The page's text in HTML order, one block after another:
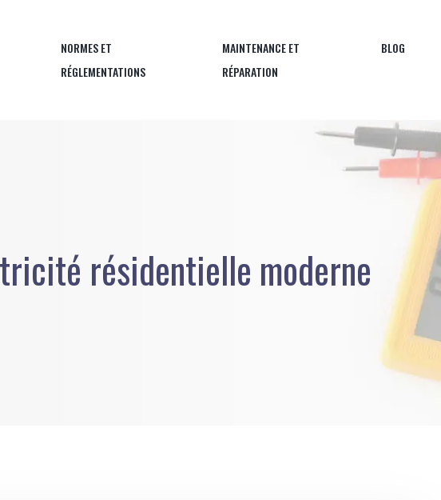
NORMES ET
RÉGLEMENTATIONS
MAINTENANCE ET
RÉPARATION
BLOG
résidentielle moderne